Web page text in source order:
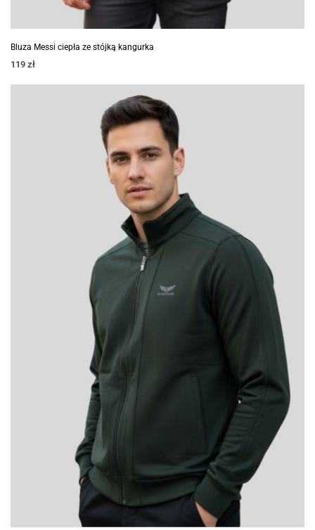
Bluza Messi ciepła ze stójką kangurka
119 zł